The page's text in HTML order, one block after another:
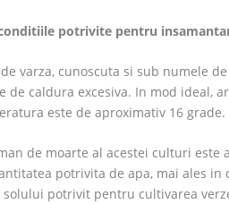
potrivite pentru
varza, cunoscuta si sub numele
de caldura excesiva. In mod ideal,
este de aproximativ 16 grade.
de moarte al acestei culturi este
potrivita de apa, mai ales
solului potrivit pentru cultivarea